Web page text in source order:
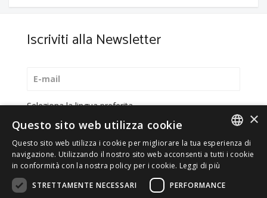
Iscriviti alla Newsletter
Seleziona la lingua preferita
Italiano
English
Accetto la Privacy Policy *
ITALIAN
×
Questo sito web utilizza cookie
Questo sito web utilizza i cookie per migliorare la tua esperienza di
navigazione. Utilizzando il nostro sito web acconsenti a tutti i cookie
in conformità con la nostra policy per i cookie. Leggi di più
STRETTAMENTE NECESSARI
PERFORMANCE